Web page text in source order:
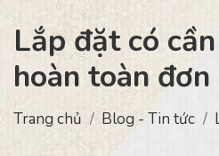
Lắp đặt có
hoàn toàn
Trang chủ Blog - Tin tức